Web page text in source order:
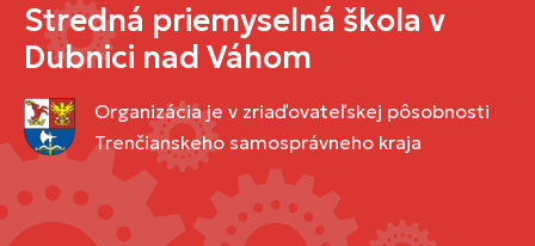
Stredná priemyselná škola v
Dubnici nad Váhom
Organizácia je v zriaďovateľskej pôsobnosti
Trenčianskeho samosprávneho kraja